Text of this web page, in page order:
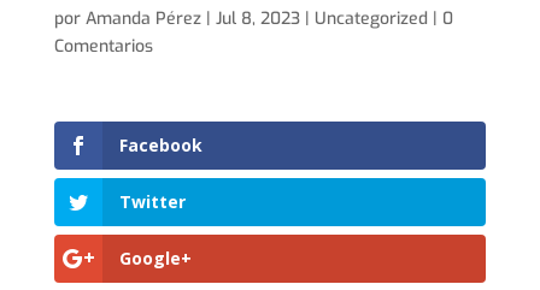
por Amanda Pérez| Jul 8, 2023| Uncategorized | 0
Comentarios
Facebook
Twitter
Google+